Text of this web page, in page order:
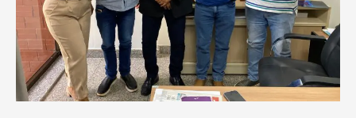
Deputados
Estaduais
Gabinete